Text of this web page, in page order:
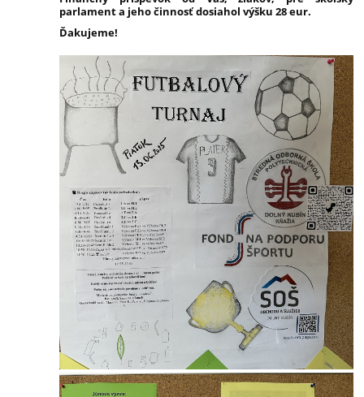
parlament a jeho činnosť dosiahol výšku 28 eur.
Ďakujeme!